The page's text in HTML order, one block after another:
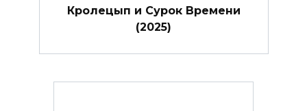
Кролецып и Сурок Времени
(2025)